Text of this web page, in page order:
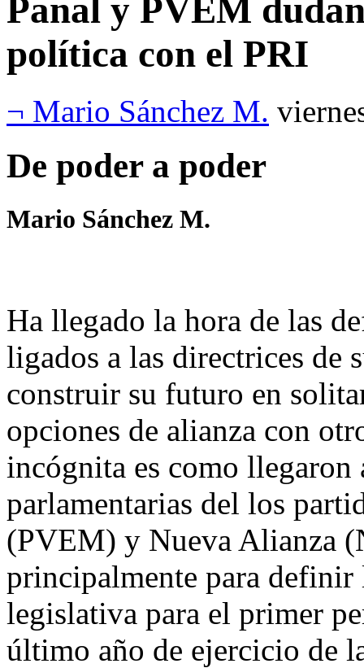
Panal y PVEM
política con el PRI
¬ Mario Sánchez M.
De poder a poder
Mario Sánchez M.
Ha llegado la hora de las
ligados a las directrices de
construir su futuro en
opciones de alianza con
incógnita es como llegaron
parlamentarias del los
(PVEM) y Nueva Alianza
principalmente para definir
legislativa para el primer
último año de ejercicio de